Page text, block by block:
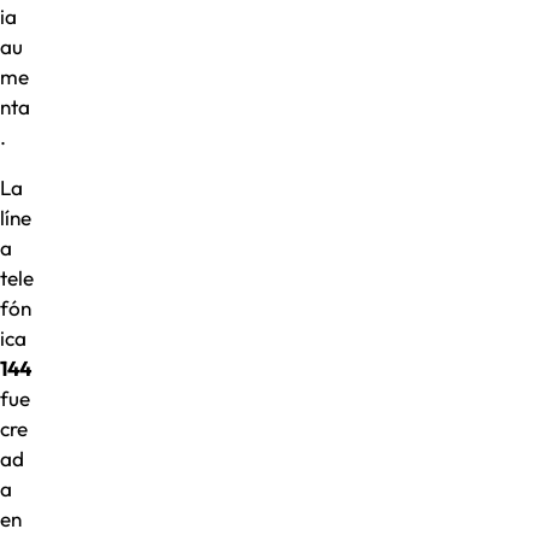
ia
au
me
nta
.
La
líne
a
tele
fón
ica
144
fue
cre
ad
a
en